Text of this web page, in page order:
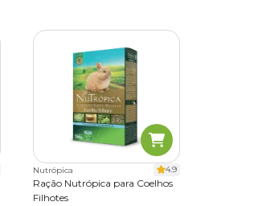
Nutrópica 4.9
Ração Nutrópica para Coelhos
Filhotes